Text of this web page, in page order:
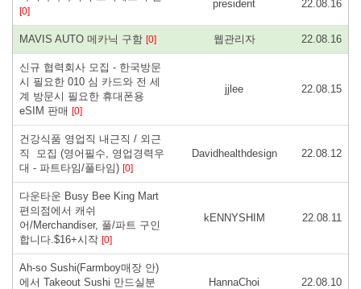
[0]
president 22.08.16
MAVIS AUTO 메카닉 구함 [0] 웹관리자 22.08.16
신규 협력회사 모집 - 한국방문
시 필요한 010 심 카드와 전 세
계 방문시 필요한 휴대폰용
eSIM 판매 [0]
jjlee 22.08.15
건강식품 영업직 내근직 / 외근
직 모집 (영어필수, 영업경력우
대 - 파트타임/풀타임) [0]
Davidhealthdesign 22.08.12
다운타운 Busy Bee King Mart
편의점에서 캐쉬
어/Merchandiser, 풀/파트 구인
합니다.$16+시작 [0]
kENNYSHIM 22.08.11
Ah-so Sushi(Farmboy매장 안)
에서 Takeout Sushi 만드실분
HannaChoi 22.08.10